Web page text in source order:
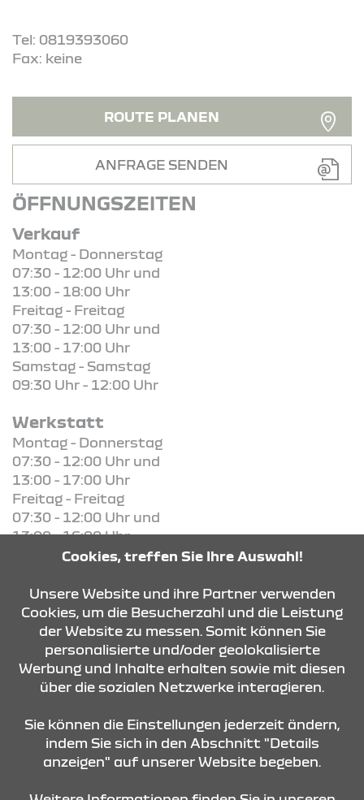
Tel: 0819393060
Fax: keine
ROUTE PLANEN
ANFRAGE SENDEN
ÖFFNUNGSZEITEN
Verkauf
Montag - Donnerstag
07:30 - 12:00 Uhr und
13:00 - 18:00 Uhr
Freitag - Freitag
07:30 - 12:00 Uhr und
13:00 - 17:00 Uhr
Samstag - Samstag
09:30 Uhr - 12:00 Uhr
Werkstatt
Montag - Donnerstag
07:30 - 12:00 Uhr und
13:00 - 17:00 Uhr
Freitag - Freitag
07:30 - 12:00 Uhr und
13:00 - 16:00 Uhr
KONTAKT & ANFAHRT
ÖFFNUNGSZEITEN
STANDORTE
Cookies, treffen Sie Ihre Auswahl!
Unsere Website und ihre Partner verwenden
Cookies, um die Besucherzahl und die Leistung
der Website zu messen. Somit können Sie
personalisierte und/oder geolokalisierte
Werbung und Inhalte erhalten sowie mit diesen
über die sozialen Netzwerke interagieren.
Sie können die Einstellungen jederzeit ändern,
indem Sie sich in den Abschnitt "Details
anzeigen" auf unserer Website begeben.